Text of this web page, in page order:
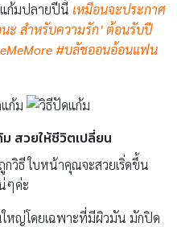
ก้มปลายปีนี้ เหมือนจะประกาศ
ะ สำหรับความรัก’ ต้อนรับปี
#บลัชออนอ้อนแฟน
สวยให้ชีวิตเปลี่ยน
กวิธี ใบหน้าคุณจะสวยเริ่ดขึ้น
ๆค่ะ
หญ่โดยเฉพาะที่มีผิวมัน มักปิด